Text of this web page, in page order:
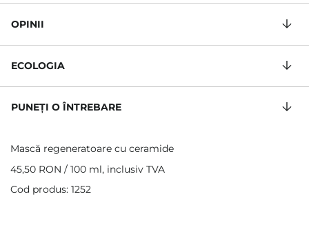
OPINII
ECOLOGIA
PUNEȚI O ÎNTREBARE
Mască regeneratoare cu ceramide
45,50 RON / 100 ml, inclusiv TVA
Cod produs: 1252